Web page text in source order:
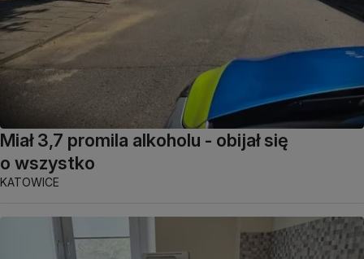
Miał 3,7 promila alkoholu - obijał się
o wszystko
KATOWICE